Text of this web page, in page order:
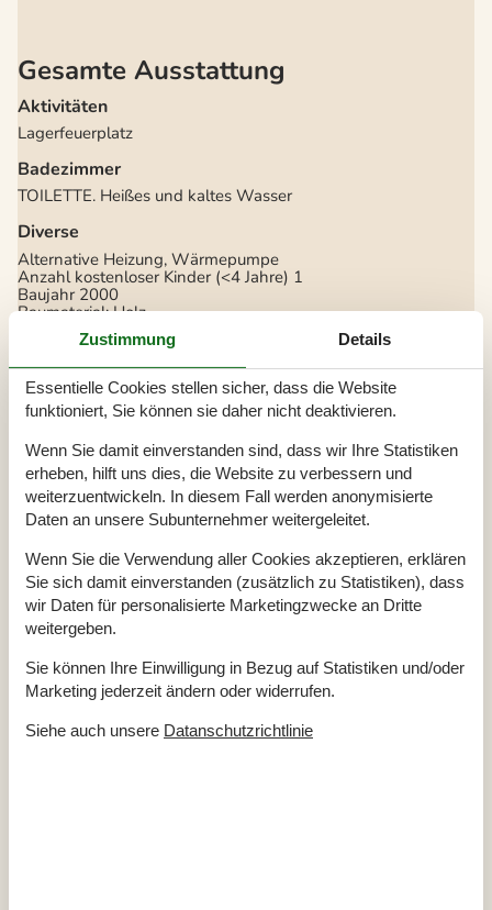
Gesamte Ausstattung
Aktivitäten
Lagerfeuerplatz
Badezimmer
TOILETTE. Heißes und kaltes Wasser
Diverse
Alternative Heizung, Wärmepumpe
Anzahl kostenloser Kinder (<4 Jahre) 1
Baujahr 2000
Baumaterial: Holz
Ferienhaus
80 m²
Haustiere Nr
Heizung, Elektroheizung
Kabelfernsehen, Deutsch und Skandinavisch
Renoviert 2020
Self-Service-Check-in
Verbrauchskosten exkl.
Waschmaschine
Winterfest
Draußen
Gartenmöbel
Grill
Kostenloser Parkplatz auf dem Gelände 2
Kugelgrill
Landschaftsgarten
Elektrogeräte
1 DVD
1 Fernseher
DK-DR1/TV2
Flachbildfernseher 28
Zustimmung Details
Essentielle Cookies stellen sicher, dass die Website
funktioniert, Sie können sie daher nicht deaktivieren.
Wenn Sie damit einverstanden sind, dass wir Ihre Statistiken
erheben, hilft uns dies, die Website zu verbessern und
weiterzuentwickeln. In diesem Fall werden anonymisierte
Daten an unsere Subunternehmer weitergeleitet.
Wenn Sie die Verwendung aller Cookies akzeptieren, erklären
Sie sich damit einverstanden (zusätzlich zu Statistiken), dass
wir Daten für personalisierte Marketingzwecke an Dritte
weitergeben.
Sie können Ihre Einwilligung in Bezug auf Statistiken und/oder
Marketing jederzeit ändern oder widerrufen.
Siehe auch unsere Datanschutzrichtlinie